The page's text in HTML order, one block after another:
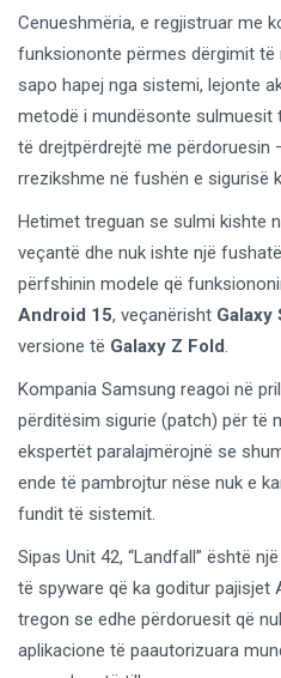
Cenueshmëria, e regjistruar me
funksiononte përmes dërgimit të
sapo hapej nga sistemi, lejonte
metodë i mundësonte sulmuesit
të drejtpërdrejtë me përdoruesin
rrezikshme në fushën e sigurisë
Hetimet treguan se sulmi kishte
veçantë dhe nuk ishte një
përfshinin modele që
Android 15, veçanërisht Galaxy
versione të Galaxy Z Fold.
Kompania Samsung reagoi në
përditësim sigurie (patch) për të
ekspertët paralajmërojnë se
ende të pambrojtur nëse nuk e
fundit të sistemit.
Sipas Unit 42, “Landfall” është
të spyware që ka goditur pajisjet
tregon se edhe përdoruesit që
aplikacione të paautorizuara